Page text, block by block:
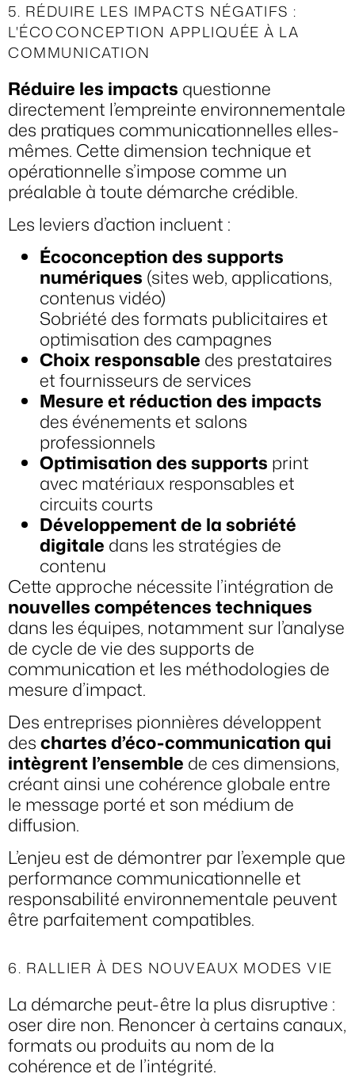
5. RÉDUIRE LES IMPACTS NÉGATIFS :
L'ÉCOCONCEPTION APPLIQUÉE À LA
COMMUNICATION
Réduire les impacts questionne
directement l’empreinte environnementale
des pratiques communicationnelles elles-
mêmes. Cette dimension technique et
opérationnelle s’impose comme un
préalable à toute démarche crédible.
Les leviers d’action incluent :
Écoconception des supports
numériques (sites web, applications,
contenus vidéo)
Sobriété des formats publicitaires et
optimisation des campagnes
Choix responsable des prestataires
et fournisseurs de services
Mesure et réduction des impacts
des événements et salons
professionnels
Optimisation des supports print
avec matériaux responsables et
circuits courts
Développement de la sobriété
digitale dans les stratégies de
contenu
Cette approche nécessite l’intégration de
nouvelles compétences techniques
dans les équipes, notamment sur l’analyse
de cycle de vie des supports de
communication et les méthodologies de
mesure d’impact.
Des entreprises pionnières développent
deschartes d’éco-communication qui
intègrent l’ensemble de ces dimensions,
créant ainsi une cohérence globale entre
le message porté et son médium de
diffusion.
L’enjeu est de démontrer par l’exemple que
performance communicationnelle et
responsabilité environnementale peuvent
être parfaitement compatibles.
6. RALLIER À DES NOUVEAUX MODES VIE
La démarche peut-être la plus disruptive :
oser dire non. Renoncer à certains canaux,
formats ou produits au nom de la
cohérence et de l’intégrité.